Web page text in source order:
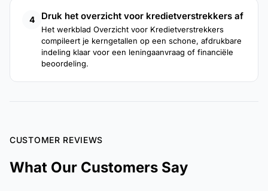
4 Druk het overzicht voor kredietverstrekkers af
Het werkblad Overzicht voor Kredietverstrekkers
compileert je kerngetallen op een schone, afdrukbare
indeling klaar voor een leningaanvraag of financiële
beoordeling.
CUSTOMER REVIEWS
What Our Customers Say